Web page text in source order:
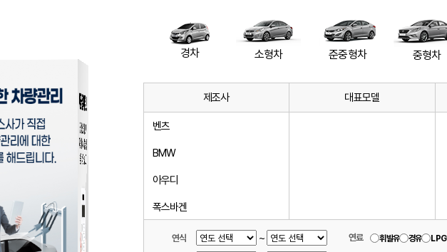
경차 소형차 준중형차 중형차
제조사
벤츠
BMW
아우디
폭스바겐
대표모델
연식 ~ 연료 휘발유 경유 LPG